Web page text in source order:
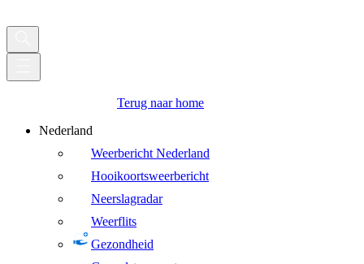
Terug naar home
Nederland
Weerbericht Nederland
Hooikoortsweerbericht
Neerslagradar
Weerflits
Gezondheid